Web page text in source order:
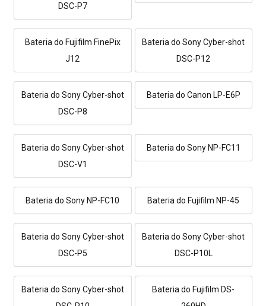
DSC-P7
Bateria do Fujifilm FinePix
J12
Bateria do Sony Cyber-shot
DSC-P12
Bateria do Sony Cyber-shot
DSC-P8
Bateria do Canon LP-E6P
Bateria do Sony Cyber-shot
DSC-V1
Bateria do Sony NP-FC11
Bateria do Sony NP-FC10 Bateria do Fujifilm NP-45
Bateria do Sony Cyber-shot
DSC-P5
Bateria do Sony Cyber-shot
DSC-P10L
Bateria do Sony Cyber-shot
Bateria do Fujifilm DS-